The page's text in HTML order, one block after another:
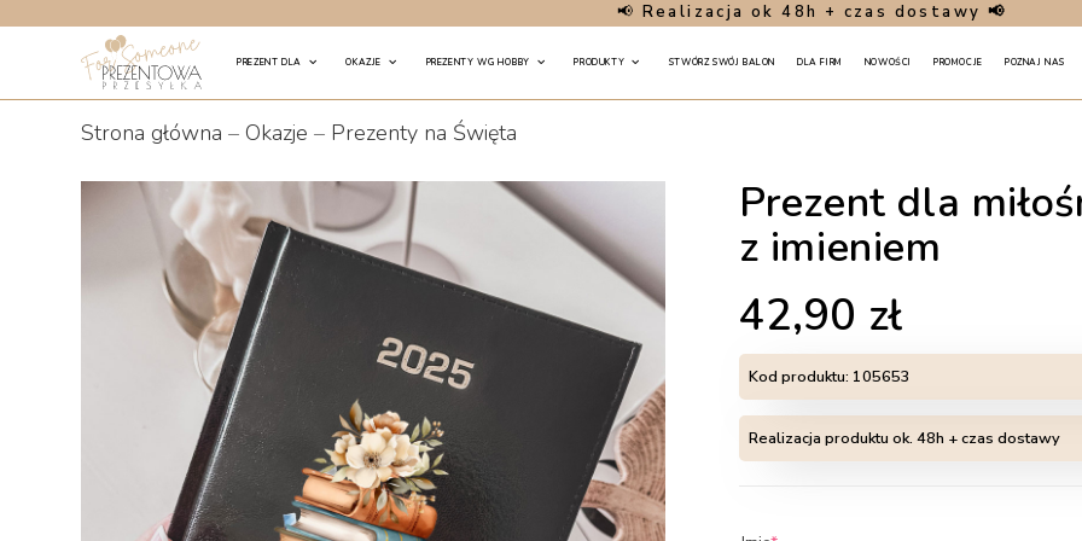
📢 Realizacja ok 48h + czas dostawy 📢
PREZENT DLA OKAZJE PREZENTY WG HOBBY PRODUKTY STWÓRZ SWÓJ BALON DLA FIRM NOWOŚCI PROMOCJE POZNAJ NAS
Strona główna –Okazje – Prezenty na Święta
Prezent dla
z imieniem
42,90 zł
Kod produktu: 105653
Realizacja produktu ok. 48h + czas dostawy